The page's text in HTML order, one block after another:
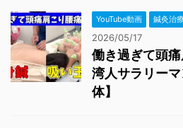
YouTube動画 鍼灸治
2026/05/17
働き過ぎて頭
湾人サラリー
体】